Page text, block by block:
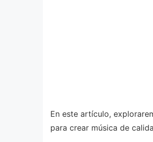
En este artículo,
para crear música de